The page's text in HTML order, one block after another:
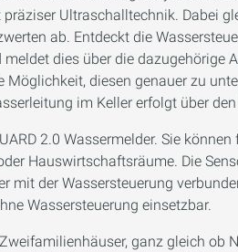
Ultraschalltechnik. Dabei
ab. Entdeckt die
dies über die dazugehörige
diesen genauer zu
im Keller erfolgt über
2.0 Wassermelder. Sie
Hauswirtschaftsräume. Die
mit der Wassersteuerung
Wassersteuerung einsetzbar.
ganz gleich ob